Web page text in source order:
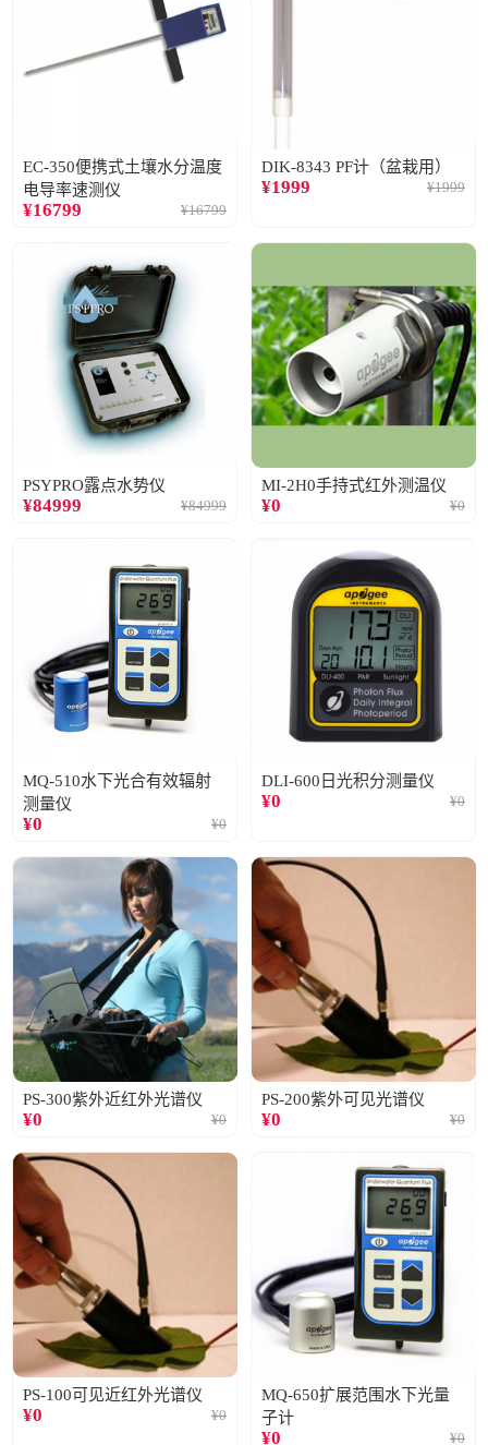
EC-350便携式土壤水分温度
电导率速测仪
¥16799 ¥16799
DIK-8343 PF计（盆栽用）
¥1999 ¥1999
PSYPRO露点水势仪
¥84999 ¥84999
MI-2H0手持式红外测温仪
¥0 ¥0
MQ-510水下光合有效辐射
测量仪
¥0 ¥0
DLI-600日光积分测量仪
¥0 ¥0
PS-300紫外近红外光谱仪
¥0 ¥0
PS-200紫外可见光谱仪
¥0 ¥0
PS-100可见近红外光谱仪
¥0 ¥0
MQ-650扩展范围水下光量
子计
¥0 ¥0